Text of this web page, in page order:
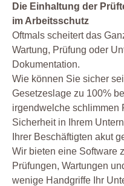
Die Einhaltung der
im Arbeitsschutz
Oftmals scheitert das
Wartung, Prüfung oder
Dokumentation.
Wie können Sie sicher
Gesetzeslage zu 100%
irgendwelche schlimmen
Sicherheit in Ihrem
Ihrer Beschäftigten akut
Wir bieten eine Software
Prüfungen, Wartungen
wenige Handgriffe Ihr